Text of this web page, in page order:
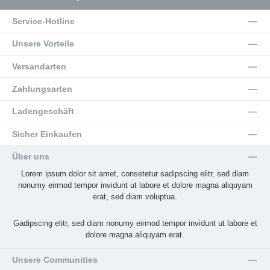
Service-Hotline
Unsere Vorteile
Versandarten
Zahlungsarten
Ladengeschäft
Sicher Einkaufen
Über uns
Lorem ipsum dolor sit amet, consetetur sadipscing elitr, sed diam
nonumy eirmod tempor invidunt ut labore et dolore magna aliquyam
erat, sed diam voluptua.
Gadipscing elitr, sed diam nonumy eirmod tempor invidunt ut labore et
dolore magna aliquyam erat.
Unsere Communities